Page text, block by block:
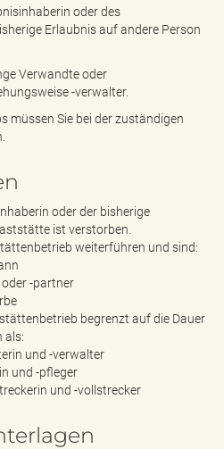
oder des
Erlaubnis auf andere Person
Verwandte oder
-verwalter.
müssen Sie bei der zuständigen
oder der bisherige
ist verstorben.
weiterführen und sind:
-partner
begrenzt auf die Dauer
als:
und -verwalter
und -pfleger
und -vollstrecker